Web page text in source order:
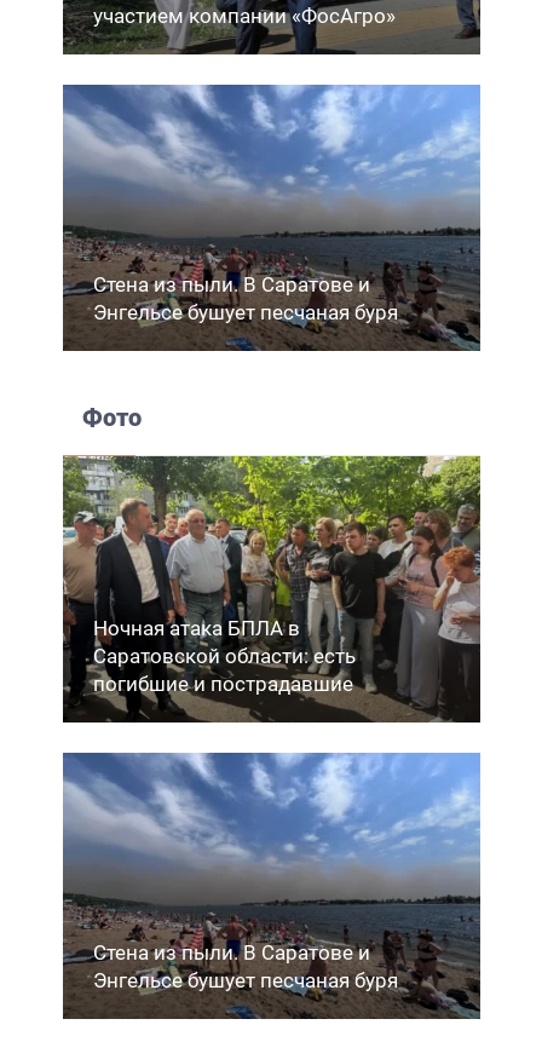
участием компании «ФосАгро»
Стена из пыли. В Саратове и
Энгельсе бушует песчаная буря
Фото
Ночная атака БПЛА в
Саратовской области: есть
погибшие и пострадавшие
Стена из пыли. В Саратове и
Энгельсе бушует песчаная буря